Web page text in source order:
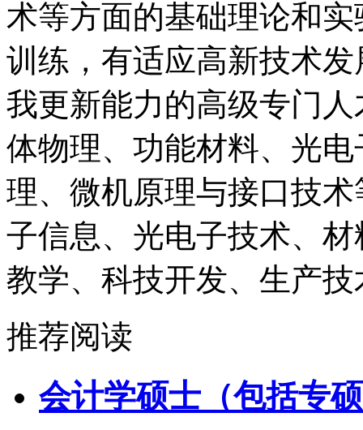
术等方面的基础理论和
训练，有适应高新技术
我更新能力的高级专门
体物理、功能材料、光
理、微机原理与接口技
子信息、光电子技术、
教学、科技开发、生产
推荐阅读
会计学硕士（包括专